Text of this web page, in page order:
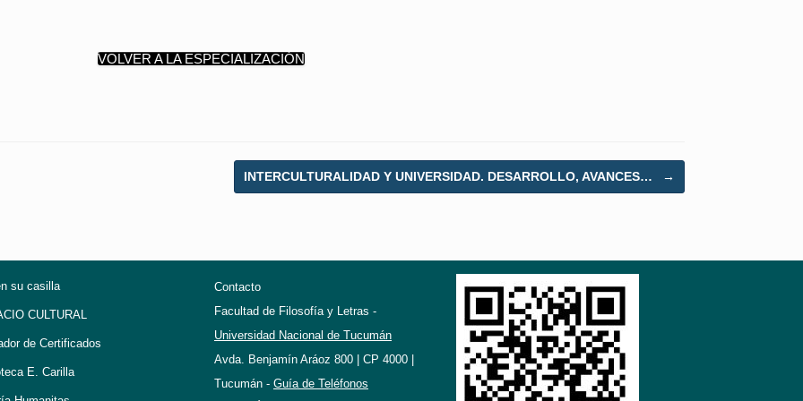
VOLVER A LA ESPECIALIZACIÓN
INTERCULTURALIDAD Y UNIVERSIDAD. DESARROLLO, AVANCES… →
su casilla
CULTURAL
de Certificados
E. Carilla
Contacto
Facultad de Filosofía y Letras -
Universidad Nacional de Tucumán
Avda. Benjamín Aráoz 800 | CP 4000 |
Tucumán - Guía de Teléfonos